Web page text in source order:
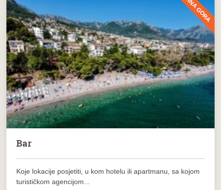
CRNA GORA
Bar
Koje lokacije posjetiti, u kom hotelu ili apartmanu, sa kojom
turističkom agencijom...